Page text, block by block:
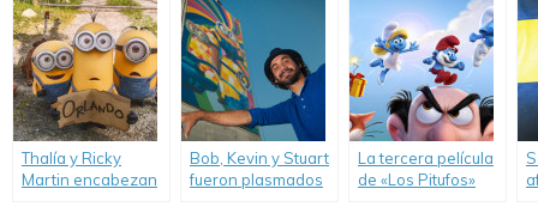
Thalía y Ricky
Martin encabezan
Bob, Kevin y Stuart
fueron plasmados
La tercera película
de «Los Pitufos»